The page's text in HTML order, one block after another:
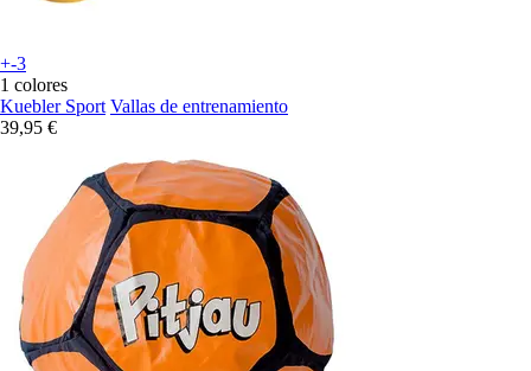
+-3
1 colores
Kuebler Sport Vallas de entrenamiento
39,95 €